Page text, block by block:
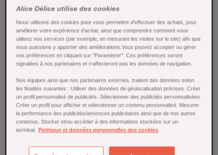
Sucre inverti 250 gr - Trésors de Chefs
Référence : 18619
inverti par Trésors de chefs. Cette solution liquide obtenue
Alice Délice utilise des cookies
Nous utilisons des cookies pour vous permettre d'effectuer des achats, pour
améliorer votre expérience d'achat, ainsi que comprendre comment vous
utilisez nos services (par exemple, en mesurant les visites sur le site) afin que
nous puissions y apporter des améliorations.Vous pouvez accepter ou gérer
vos préférences en cliquant sur "Paramétrer". Ces préférences seront
signalées à nos partenaires et n’affecteront pas les données de navigation.
Nos équipes ainsi que nos partenaires externes, traitent des données selon
les finalités suivantes : Utiliser des données de géolocalisation précises. Créer
un profil personnalisé de publicités. Sélectionner des publicités personnalisées.
Créer un profil pour afficher et sélectionner un contenu personnalisé. Mesurer
la performance des publicités/annonces publicitaires ainsi que de nos autres
contenus. Stocker et/ou accéder à des informations stockées sur un
terminal.
Politique et données personnelles des cookies